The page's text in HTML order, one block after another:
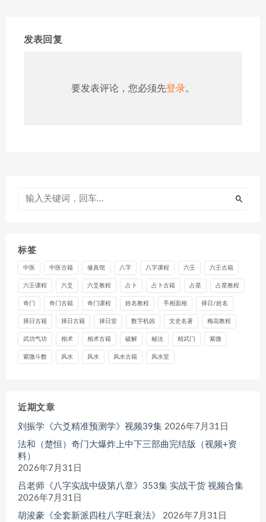
发表回复
要发表评论，您必须先登录。
标签
中医 中医古籍 修真馆 八字 八字课程 六壬 六壬古籍
六壬课程 六爻 六爻教程 占卜 占卜古籍 占星 占星教程
奇门 奇门古籍 奇门课程 姓名教程 手相面相 择日/姓名
择日古籍 择日古籍 择日堂 数字机凶 文史名著 梅花教程
武功气功 相术 相术古籍 破解 秘法 精武门 紫微
紫微斗数 风水 风水 风水古籍 风水堂
近期文章
刘振学《六爻精准预测学》视频39集 2026年7月31日
法和（楚恒）奇门大爆炸上中下三部曲完结版（视频+资
料）
2026年7月31日
吕老师《八字实战中级第八章》353集 实战干货 视频合集
2026年7月31日
胡浚豪《全套新派四柱八字旺衰法》
2026年7月31日